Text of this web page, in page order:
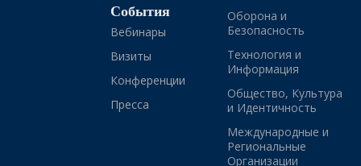
События
Вебинары
Визиты
Конференции
Пресса
Оборона и
Безопасность
Технология и
Информация
Общество, Культура
и Идентичность
Международные и
Региональные
Организации